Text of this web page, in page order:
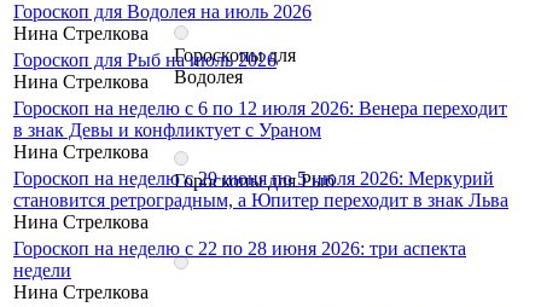
Гороскопы для
Водолея
Гороскопы для Рыб
Гороскоп для Водолея на июль 2026
Нина Стрелкова
Гороскоп для Рыб на июль 2026
Нина Стрелкова
Гороскоп на неделю с 6 по 12 июля 2026: Венера переходит
в знак Девы и конфликтует с Ураном
Нина Стрелкова
Гороскоп на неделю с 29 июня по 5 июля 2026: Меркурий
становится ретроградным, а Юпитер переходит в знак Льва
Нина Стрелкова
Гороскоп на неделю с 22 по 28 июня 2026: три аспекта
недели
Нина Стрелкова